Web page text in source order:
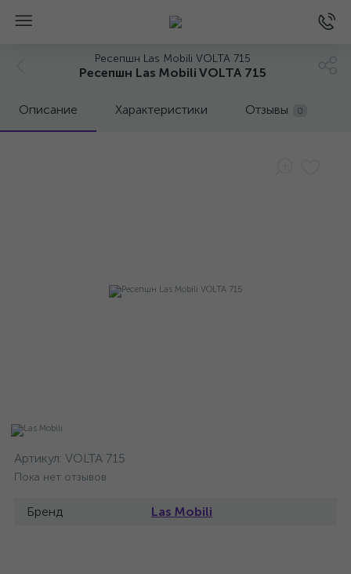
Ресепшн Las Mobili VOLTA 715
Ресепшн Las Mobili VOLTA 715
Описание Характеристики Отзывы 0
Артикул: VOLTA 715
Пока нет отзывов
Бренд Las Mobili